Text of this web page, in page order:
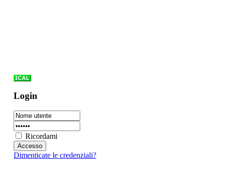
Login
Ricordami
Dimenticate le credenziali?